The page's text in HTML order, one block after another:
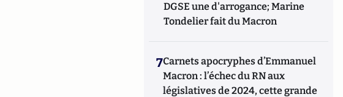
DGSE une d'arrogance; Marine
Tondelier fait du Macron
7Carnets apocryphes d’Emmanuel
Macron : l’échec du RN aux
législatives de 2024, cette grande